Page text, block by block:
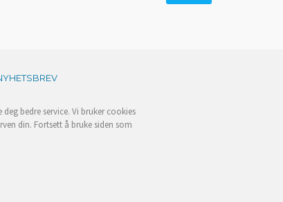
bedre service. Vi bruker cookies
din. Fortsett å bruke siden som